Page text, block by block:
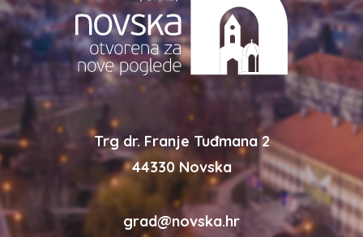
Trg dr. Franje Tuđmana 2
44330 Novska
grad@novska.hr